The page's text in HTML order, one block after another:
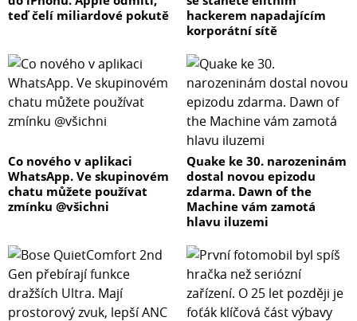
teď čelí miliardové pokutě
hackerem napadajícím
korporátní sítě
Co nového v aplikaci
WhatsApp. Ve skupinovém
chatu můžete používat
zmínku @všichni
Quake ke 30. narozeninám
dostal novou epizodu
zdarma. Dawn of the
Machine vám zamotá
hlavu iluzemi